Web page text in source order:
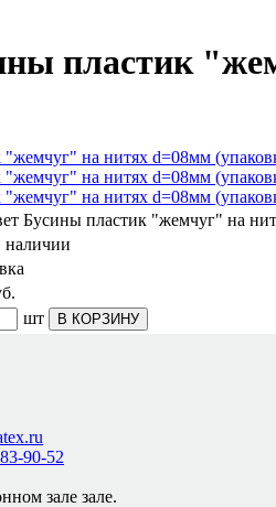
пластик
Бусины пластик "жемчуг" на
наличии
шт В КОРЗИНУ
90-52
зале зале.